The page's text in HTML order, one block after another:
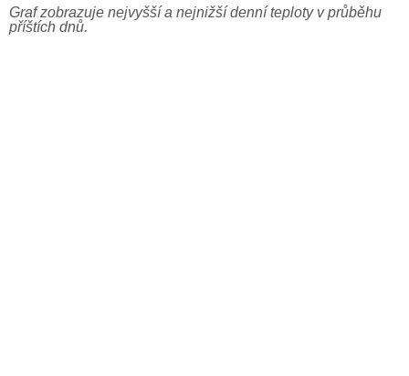
Graf zobrazuje nejvyšší a nejnižší denní teploty v průběhu
příštích dnů.